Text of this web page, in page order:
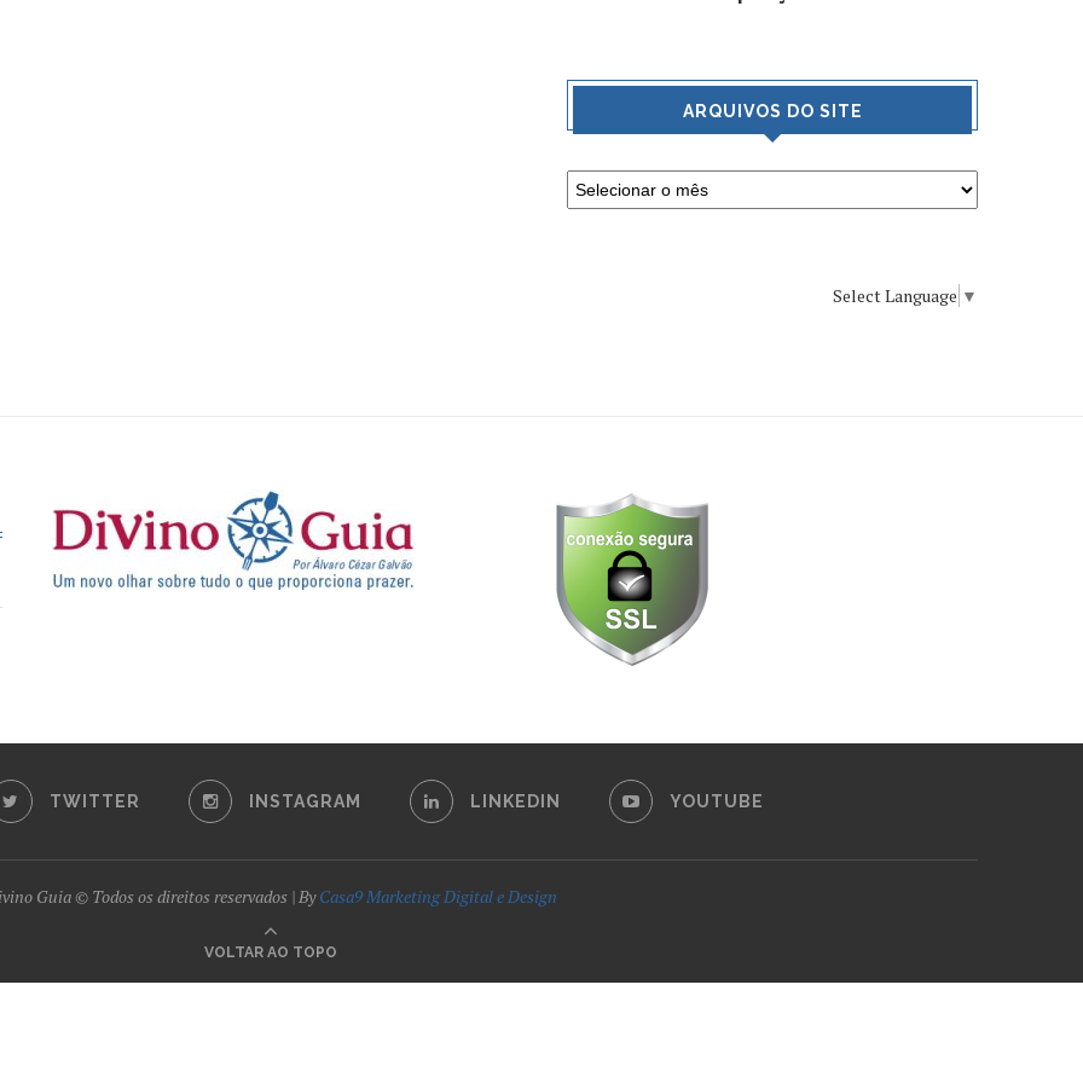
ARQUIVOS DO SITE
Select Language ▼
TWITTER INSTAGRAM LINKEDIN YOUTUBE
Guia © Todos os direitos reservados | ByCasa9 Marketing Digital e Design
VOLTAR AO TOPO